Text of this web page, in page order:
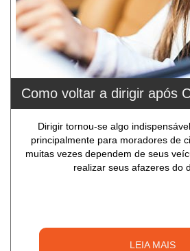
Como voltar a dirigir após
Dirigir tornou-se algo
principalmente para moradores de
muitas vezes dependem de seus
realizar seus afazeres do
LEIA MAIS